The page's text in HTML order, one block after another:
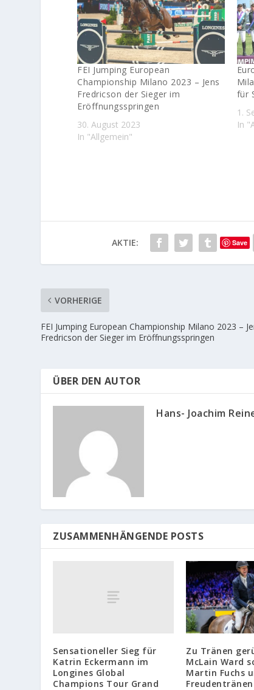
FEI Jumping European
Championship Milano 2023 – Jens
Fredricson der Sieger im
Eröffnungsspringen
30. August 2023
In "Allgemein"
für
1.
In
AKTIE: Save
VORHERIGE
FEI Jumping European Championship Milano 2023 –
Fredricson der Sieger im Eröffnungsspringen
ÜBER DEN AUTOR
Hans- Joachim
ZUSAMMENHÄNGENDE POSTS
Sensationeller Sieg für
Katrin Eckermann im
Longines Global
Champions Tour Grand
Zu Tränen
McLain Ward
Martin Fuchs
Freudentränen